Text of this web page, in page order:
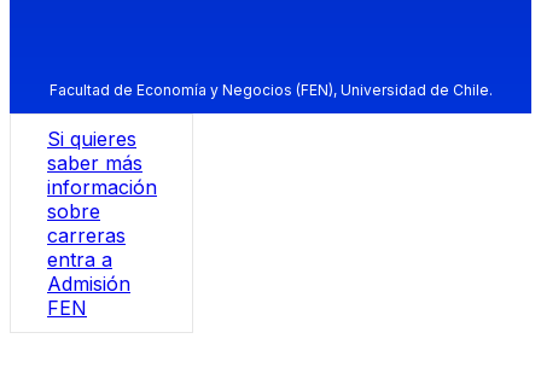
Facultad de Economía y Negocios (FEN), Universidad de Chile.
Si quieres
saber más
información
sobre
carreras
entra a
Admisión
FEN